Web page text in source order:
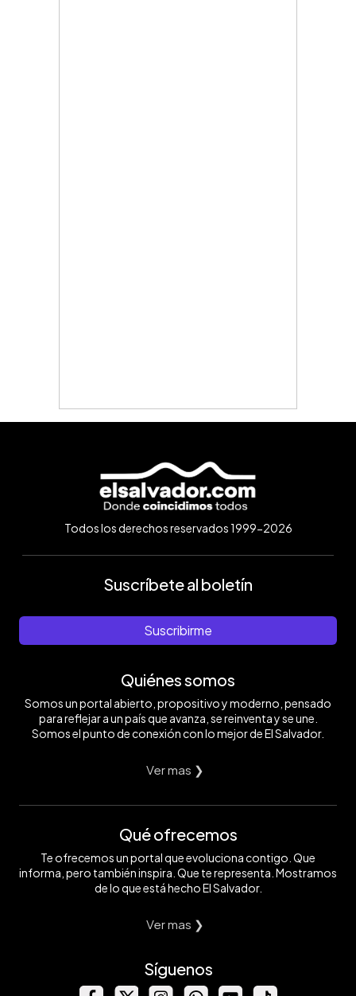
Todos los derechos reservados 1999-2026
Suscríbete al boletín
Suscribirme
Quiénes somos
Somos un portal abierto, propositivo y moderno, pensado
para reflejar a un país que avanza, se reinventa y se une.
Somos el punto de conexión con lo mejor de El Salvador.
Ver mas ❯
Qué ofrecemos
Te ofrecemos un portal que evoluciona contigo. Que
informa, pero también inspira. Que te representa. Mostramos
de lo que está hecho El Salvador.
Ver mas ❯
Síguenos